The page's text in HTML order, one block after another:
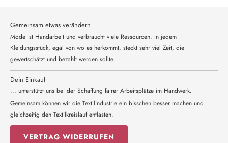
Gemeinsam etwas verändern
Mode ist Handarbeit und verbraucht viele Ressourcen. In jedem
Kleidungsstück, egal von wo es herkommt, steckt sehr viel Zeit, die
gewertschätzt und bezahlt werden sollte.
Dein Einkauf
... unterstützt uns bei der Schaffung fairer Arbeitsplätze im Handwerk.
Gemeinsam können wir die Textilindustrie ein bisschen besser machen und
gleichzeitig den Textilkreislauf entlasten.
VERTRAG WIDERRUFEN